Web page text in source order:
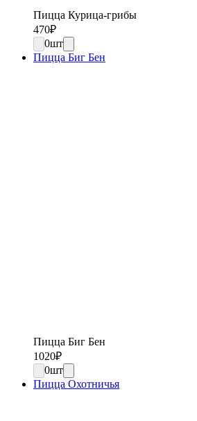
Пицца Курица-грибы
470₽
0шт
Пицца Биг Бен
Пицца Биг Бен
1020₽
0шт
Пицца Охотничья